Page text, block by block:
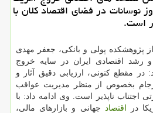
نوسانات در فضای اقتصاد كلان با
است.
پژوهشكده پولی و بانكی، جعفر مهدی
و رشد اقتصادی ایران در سایه خروج
در مقطع كنونی، ارزیابی دقیق آثار و
بخصوص از منظر مدیریت عواقب
اجتناب ناپذیر است. وی ادامه داد: با
در اقتصاد
جهانی و بازارهای مالی،